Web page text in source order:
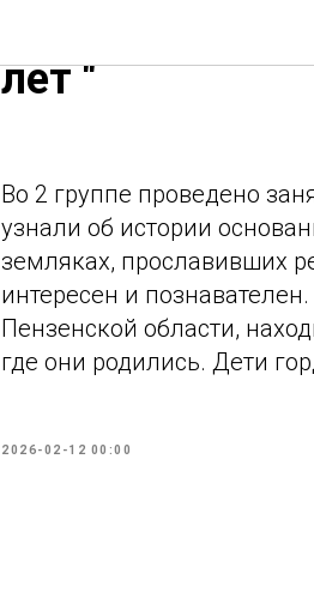
Занятие по
лет "
Во 2 группе проведено
узнали об истории
земляках, прославивших
интересен и
Пензенской области,
где они родились. Дети
2026-02-12 00:00